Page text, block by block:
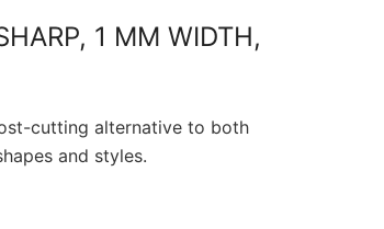
1 MM WIDTH,
cutting alternative to both
and styles.